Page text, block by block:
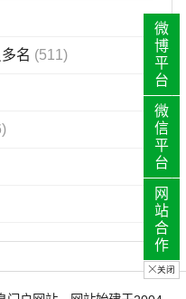
名 (511)
微
博
平
台
微
信
平
台
网
站
合
作
关闭